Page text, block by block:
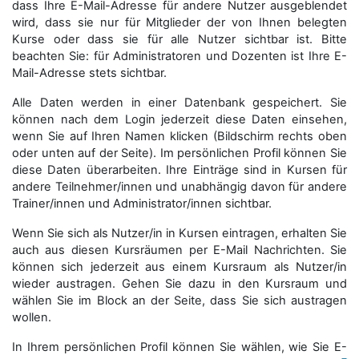
dass Ihre E-Mail-Adresse für andere Nutzer ausgeblendet
wird, dass sie nur für Mitglieder der von Ihnen belegten
Kurse oder dass sie für alle Nutzer sichtbar ist. Bitte
beachten Sie: für Administratoren und Dozenten ist Ihre E-
Mail-Adresse stets sichtbar.
Alle Daten werden in einer Datenbank gespeichert. Sie
können nach dem Login jederzeit diese Daten einsehen,
wenn Sie auf Ihren Namen klicken (Bildschirm rechts oben
oder unten auf der Seite). Im persönlichen Profil können Sie
diese Daten überarbeiten. Ihre Einträge sind in Kursen für
andere Teilnehmer/innen und unabhängig davon für andere
Trainer/innen und Administrator/innen sichtbar.
Wenn Sie sich als Nutzer/in in Kursen eintragen, erhalten Sie
auch aus diesen Kursräumen per E-Mail Nachrichten. Sie
können sich jederzeit aus einem Kursraum als Nutzer/in
wieder austragen. Gehen Sie dazu in den Kursraum und
wählen Sie im Block an der Seite, dass Sie sich austragen
wollen.
In Ihrem persönlichen Profil können Sie wählen, wie Sie E-